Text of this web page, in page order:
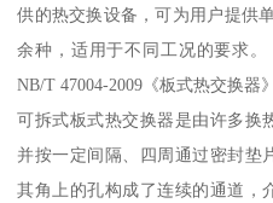
供的热交换设备，可为用户提供
余种，适用于不同工况的要求
NB/T 47004-2009《板式热交换器
可拆式板式热交换器是由许多换
并按一定间隔、四周通过密封垫
其角上的孔构成了连续的通道，